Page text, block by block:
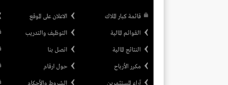
قائمة كبار الملاك
القوائم المالية
النتائج المالية
مكرر الأرباح
الاعلان على الموقع
التوظيف والتدريب
اتصل بنا
حول ارقام